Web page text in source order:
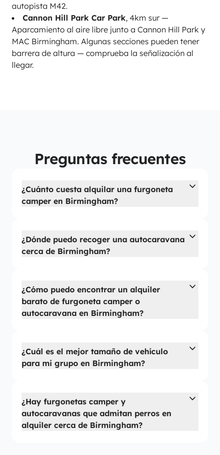
autopista M42.
Cannon Hill Park Car Park, 4km sur —
Aparcamiento al aire libre junto a Cannon Hill Park y
MAC Birmingham. Algunas secciones pueden tener
barrera de altura — comprueba la señalización al
llegar.
Preguntas frecuentes
¿Cuánto cuesta alquilar una furgoneta
camper en Birmingham?
¿Dónde puedo recoger una autocaravana
cerca de Birmingham?
¿Cómo puedo encontrar un alquiler
barato de furgoneta camper o
autocaravana en Birmingham?
¿Cuál es el mejor tamaño de vehículo
para mi grupo en Birmingham?
¿Hay furgonetas camper y
autocaravanas que admitan perros en
alquiler cerca de Birmingham?